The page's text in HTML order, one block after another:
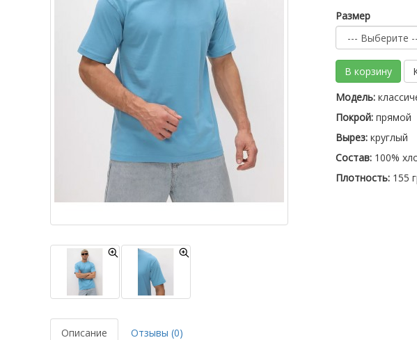
Размер
В корзину
Модель:
Покрой:прямой
Вырез:круглый
Состав:100%
Плотность:155
Описание Отзывы (0)